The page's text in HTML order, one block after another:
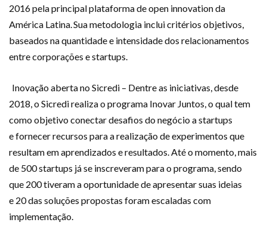
2016pelaprincipal plataforma deopen innovationda
América Latina.Sua metodologia incluicritérios objetivos,
baseados na quantidade e intensidade dos relacionamentos
entre corporações e startups.
Inovação abertano Sicredi – Dentre as iniciativas, desde
2018, o Sicredi realiza o programa Inovar Juntos,o qual tem
como objetivoconectar desafios do negócioastartups
efornecerrecursos para a realização de experimentos que
resultam em aprendizados e resultados.Até o momento,mais
de 500startups jáse inscreveram para o programa, sendo
que 200tiveram a oportunidade de apresentar suas ideias
e 20das soluções propostas foramescaladas com
implementação.